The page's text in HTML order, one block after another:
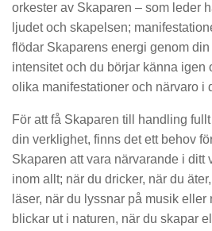
orkester av Skaparen – som leder
ljudet och skapelsen;
flödar Skaparens energi genom
intensitet och du börjar känna igen
olika manifestationer och närvaro i
För att få Skaparen till handling
din verklighet, finns det ett behov
Skaparen att vara närvarande i ditt
inom allt; när du dricker, när du
läser, när du lyssnar på musik eller
blickar ut i naturen, när du skapar